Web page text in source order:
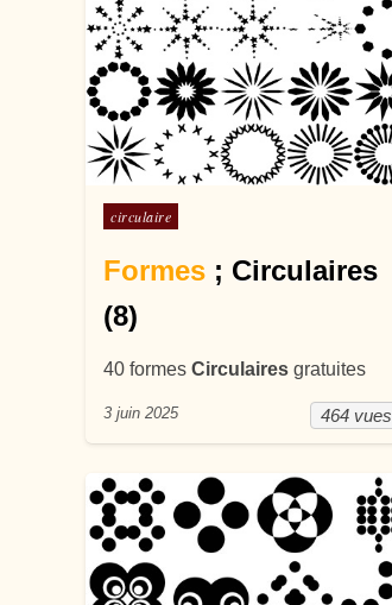
Posté dans
circulaire
Formes ; Circulaires
(8)
40 formesCirculaires gratuites
464 vues
3 juin 2025